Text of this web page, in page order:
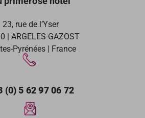
23, rue de l’Yser
| ARGELES-GAZOST
Pyrénées | France
(0) 5 62 97 06 72